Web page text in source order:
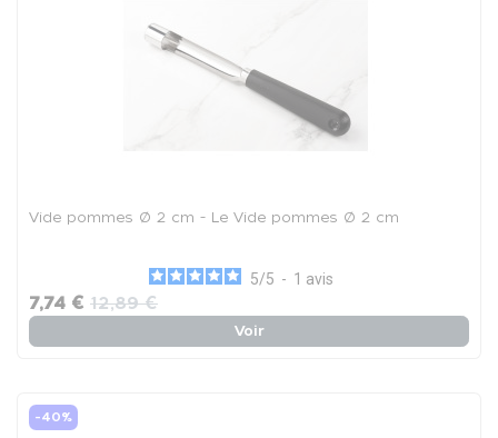
Vide pommes Ø 2 cm - Le Vide pommes Ø 2 cm
5/5 - 1 avis
7,74 € 12,89 €
Voir
-40%